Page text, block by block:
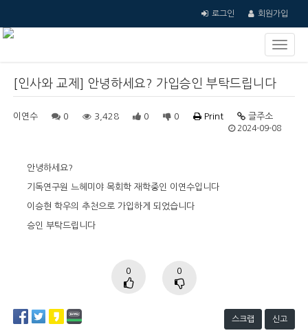
로그인 회원가입
[인사와 교제] 안녕하세요? 가입승인 부탁드립니다
이연수 0 3,428 0 0 Print 글주소
2024-09-08
안녕하세요?
기독연구원 느헤미야 목회학 재학중인 이연수입니다
이승현 학우의 추천으로 가입하게 되었습니다
승인 부탁드립니다
0 0
스크랩 신고